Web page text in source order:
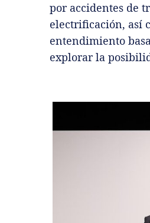
por accidentes de
electrificación, así
entendimiento
explorar la